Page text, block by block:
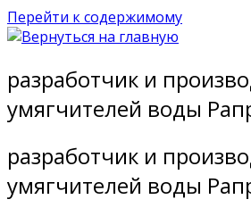
Перейти к содержимому
разработчик и
умягчителей воды
разработчик и
умягчителей воды